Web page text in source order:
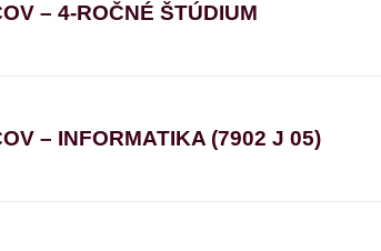
– 4-ROČNÉ ŠTÚDIUM
– INFORMATIKA (7902 J 05)